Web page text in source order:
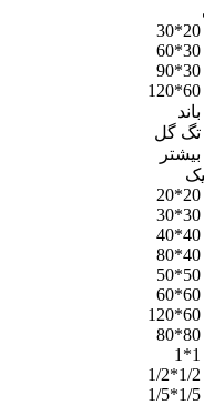
20*30
30*60
30*90
60*120
باند
تگ گل
بیشتر
20*20
30*30
40*40
40*80
50*50
60*60
60*120
80*80
1*1
1/2*1/2
1/5*1/5